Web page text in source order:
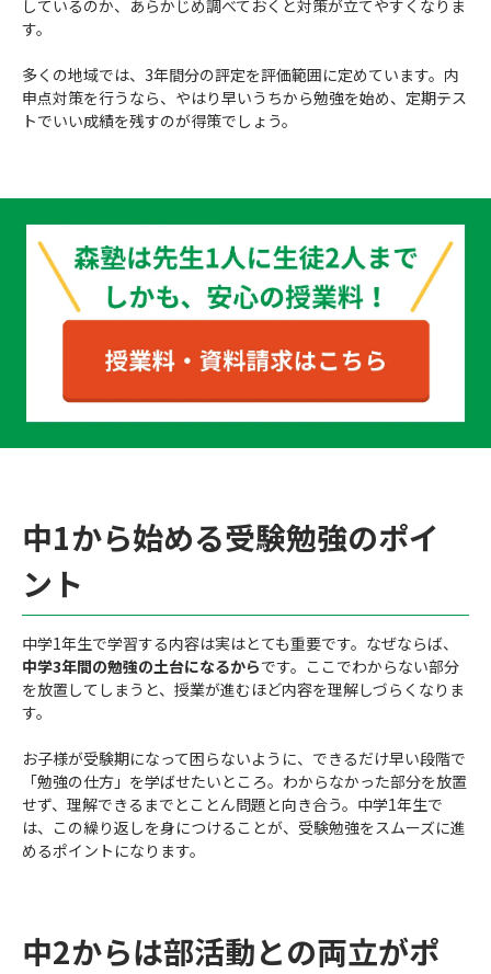
しているのか、あらかじめ調べておくと対策が立てやすくなりま
す。
多くの地域では、3年間分の評定を評価範囲に定めています。内
申点対策を行うなら、やはり早いうちから勉強を始め、定期テス
トでいい成績を残すのが得策でしょう。
中1から始める受験勉強のポイ
ント
中学1年生で学習する内容は実はとても重要です。なぜならば、
中学3年間の勉強の土台になるからです。ここでわからない部分
を放置してしまうと、授業が進むほど内容を理解しづらくなりま
す。
お子様が受験期になって困らないように、できるだけ早い段階で
「勉強の仕方」を学ばせたいところ。わからなかった部分を放置
せず、理解できるまでとことん問題と向き合う。中学1年生で
は、この繰り返しを身につけることが、受験勉強をスムーズに進
めるポイントになります。
中2からは部活動との両立がポ